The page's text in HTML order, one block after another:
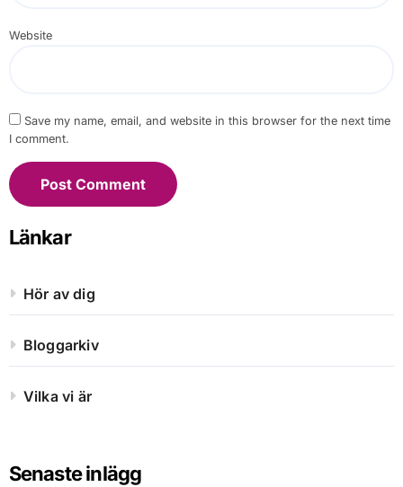
Website
Save my name, email, and website in this browser for the next time
I comment.
Länkar
Hör av dig
Bloggarkiv
Vilka vi är
Senaste inlägg